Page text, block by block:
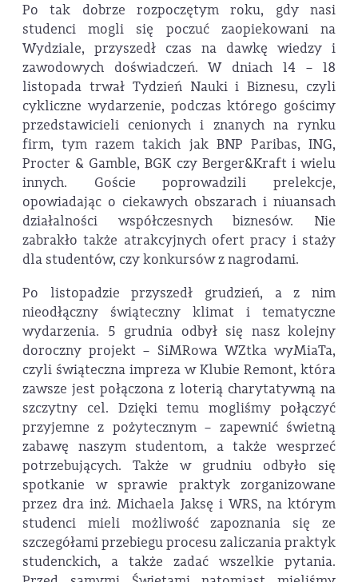
Po tak dobrze rozpoczętym roku, gdy nasi
studenci mogli się poczuć zaopiekowani na
Wydziale, przyszedł czas na dawkę wiedzy i
zawodowych doświadczeń. W dniach 14 – 18
listopada trwał Tydzień Nauki i Biznesu, czyli
cykliczne wydarzenie, podczas którego gościmy
przedstawicieli cenionych i znanych na rynku
firm, tym razem takich jak BNP Paribas, ING,
Procter & Gamble, BGK czy Berger&Kraft i wielu
innych. Goście poprowadzili prelekcje,
opowiadając o ciekawych obszarach i niuansach
działalności współczesnych biznesów. Nie
zabrakło także atrakcyjnych ofert pracy i staży
dla studentów, czy konkursów z nagrodami.
Po listopadzie przyszedł grudzień, a z nim
nieodłączny świąteczny klimat i tematyczne
wydarzenia. 5 grudnia odbył się nasz kolejny
doroczny projekt – SiMRowa WZtka wyMiaTa,
czyli świąteczna impreza w Klubie Remont, która
zawsze jest połączona z loterią charytatywną na
szczytny cel. Dzięki temu mogliśmy połączyć
przyjemne z pożytecznym – zapewnić świetną
zabawę naszym studentom, a także wesprzeć
potrzebujących. Także w grudniu odbyło się
spotkanie w sprawie praktyk zorganizowane
przez dra inż. Michaela Jaksę i WRS, na którym
studenci mieli możliwość zapoznania się ze
szczegółami przebiegu procesu zaliczania praktyk
studenckich, a także zadać wszelkie pytania.